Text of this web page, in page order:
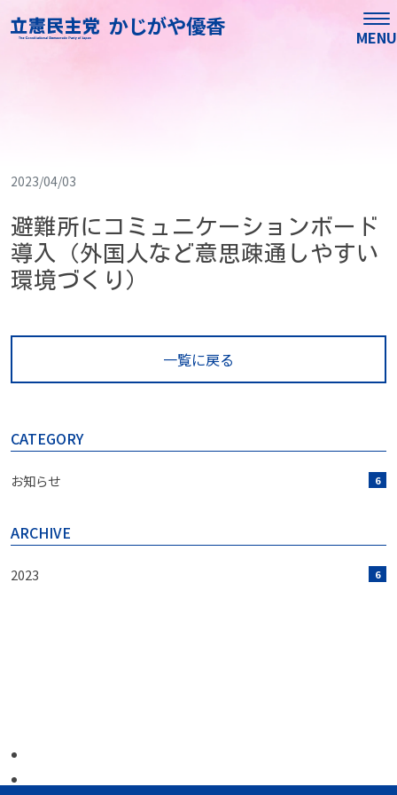
かじがや優香 MENU
2023/04/03
避難所にコミュニケーションボード
導入（外国人など意思疎通しやすい
環境づくり）
一覧に戻る
CATEGORY
お知らせ 6
ARCHIVE
2023 6